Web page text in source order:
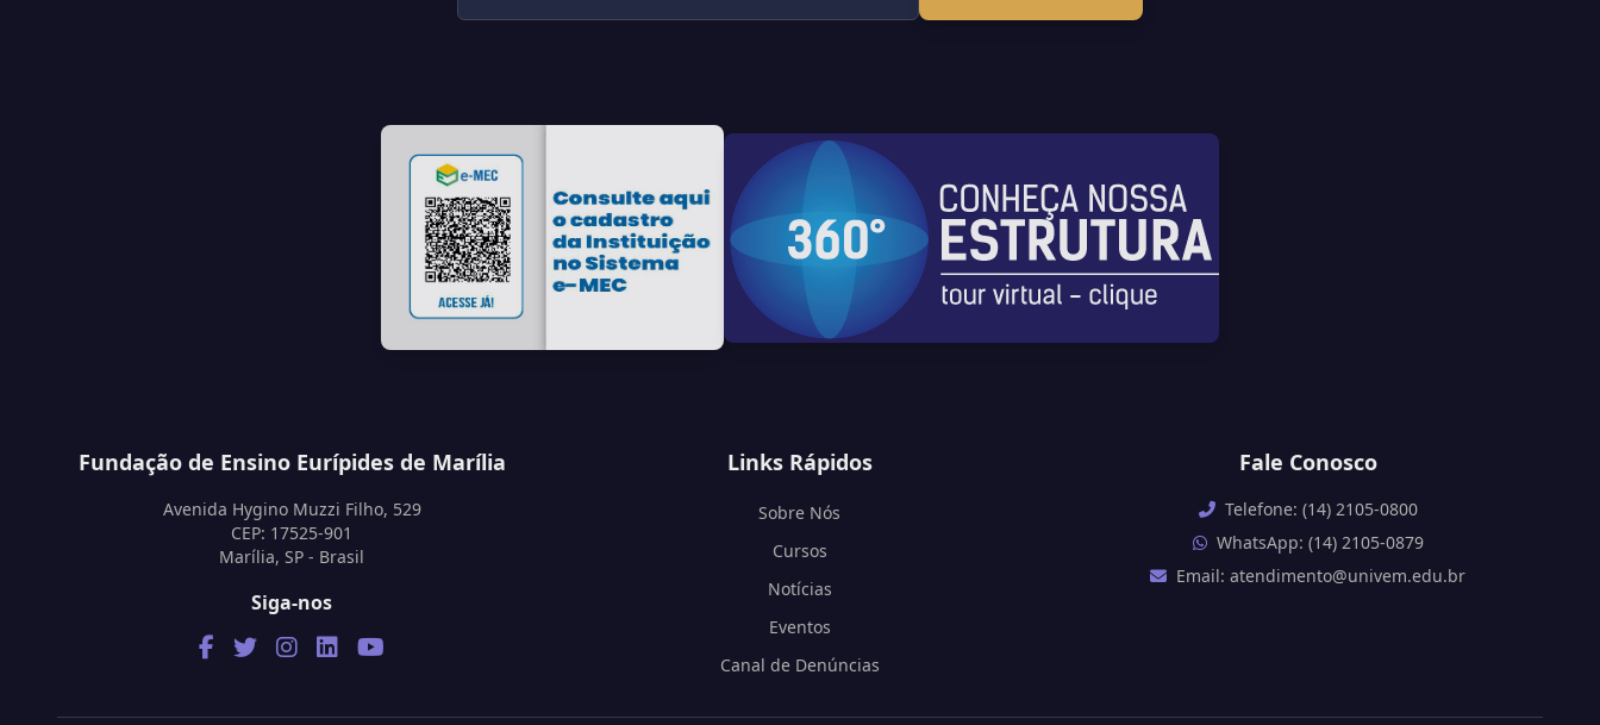
Fundação de Ensino Eurípides de Marília
Avenida Hygino Muzzi Filho, 529
CEP: 17525-901
Marília, SP - Brasil
Siga-nos
Links Rápidos
Sobre Nós
Cursos
Notícias
Eventos
Canal de Denúncias
Fale Conosco
Telefone: (14) 2105-0800
WhatsApp: (14) 2105-0879
Email: atendimento@univem.edu.br